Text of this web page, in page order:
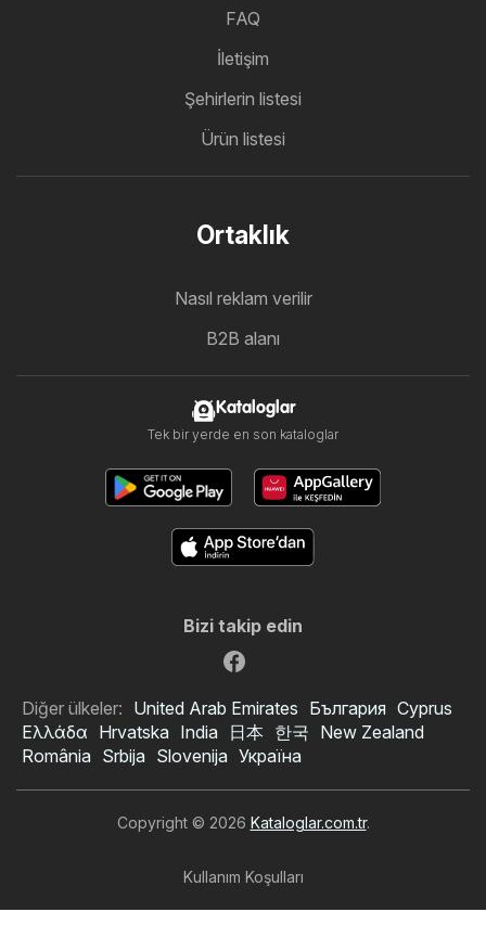
FAQ
İletişim
Şehirlerin listesi
Ürün listesi
Ortaklık
Nasıl reklam verilir
B2B alanı
Kataloglar
Tek bir yerde en son kataloglar
Bizi takip edin
Diğer ülkeler: United Arab Emirates България Cyprus
Ελλάδα Hrvatska India 日本 한국 New Zealand
România Srbija Slovenija Україна
Copyright © 2026 Kataloglar.com.tr.
Kullanım Koşulları